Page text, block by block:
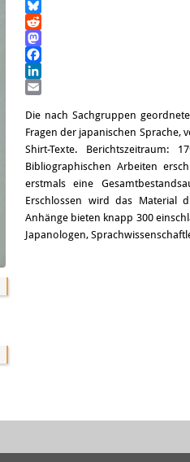
Bluesky
Reddit
Mastodon
Facebook
LinkedIn
Die nach Sachgruppen
Fragen der japanischen Sprache,
Shirt-Texte.
Bibliographischen Arbeiten
erstmals eine
Erschlossen wird das Material
Anhänge bieten knapp 300
Japanologen,